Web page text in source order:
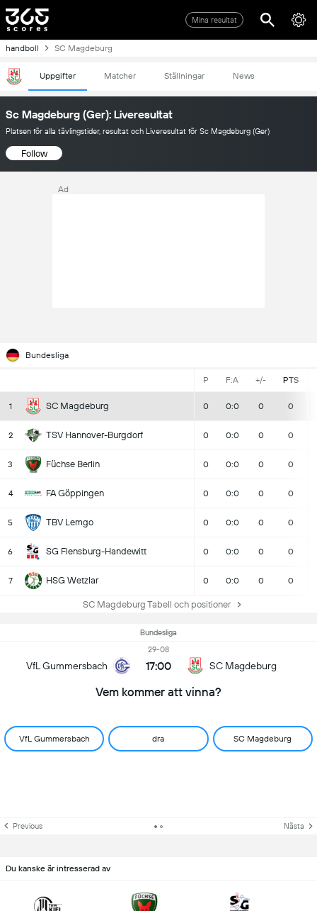
Mina resultat
handboll SC Magdeburg
Uppgifter Matcher Ställningar News
Sc Magdeburg (Ger): Liveresultat
Platsen för alla tävlingstider, resultat och Liveresultat för Sc Magdeburg (Ger)
Follow
Ad
Bundesliga
P F:A +/- PTS
1 SC Magdeburg 0 0:0 0 0
2 TSV Hannover-Burgdorf 0 0:0 0 0
3 Füchse Berlin 0 0:0 0 0
4 FA Göppingen 0 0:0 0 0
5 TBV Lemgo 0 0:0 0 0
6 SG Flensburg-Handewitt 0 0:0 0 0
7 HSG Wetzlar 0 0:0 0 0
SC Magdeburg Tabell och positioner
Bundesliga
VfL Gummersbach
29-08
17:00 SC Magdeburg
Vem kommer att vinna?
VfL Gummersbach dra SC Magdeburg
Previous Nästa
Du kanske är intresserad av